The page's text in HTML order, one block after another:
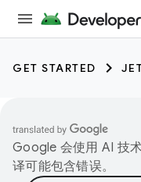
GET STARTED
Google 会使用 AI 技
译可能包含错误。